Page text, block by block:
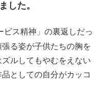
した。
ス精神」の裏返しだっ
る姿が子供たちの胸を
ルしてもやむをえない
としての自分がカッコ